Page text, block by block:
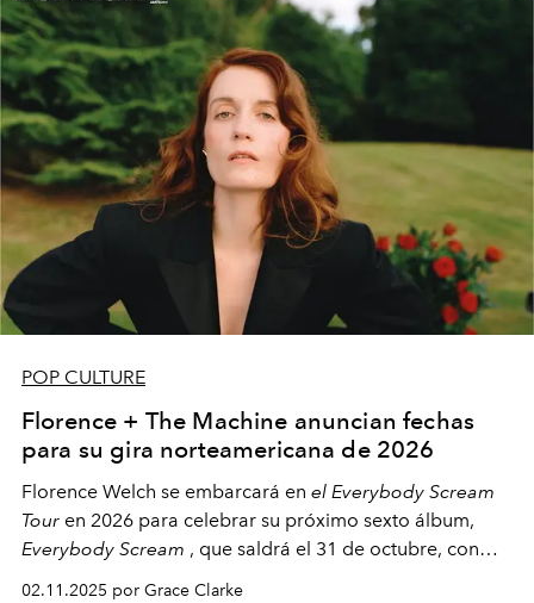
POP CULTURE
Florence + The Machine anuncian fechas
para su gira norteamericana de 2026
Florence Welch se embarcará en el Everybody Scream
Tour en 2026 para celebrar su próximo sexto álbum,
Everybody Scream , que saldrá el 31 de octubre, con
fechas en Norteamérica a partir de abril del próximo
02.11.2025 por Grace Clarke